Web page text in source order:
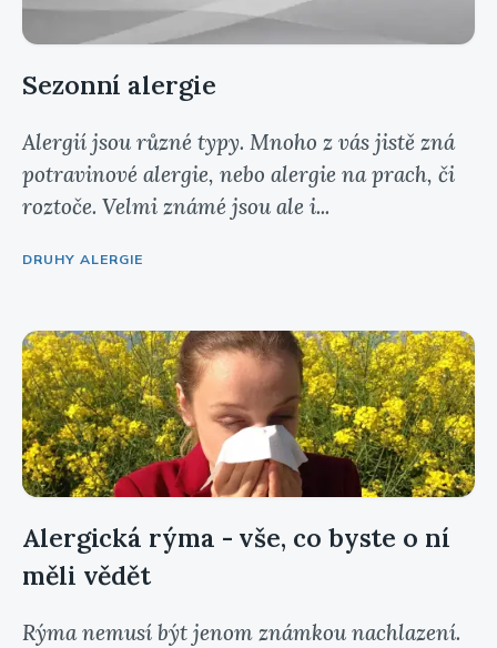
Sezonní alergie
Alergií jsou různé typy. Mnoho z vás jistě zná
potravinové alergie, nebo alergie na prach, či
roztoče. Velmi známé jsou ale i...
DRUHY ALERGIE
Alergická rýma - vše, co byste o ní
měli vědět
Rýma nemusí být jenom známkou nachlazení.